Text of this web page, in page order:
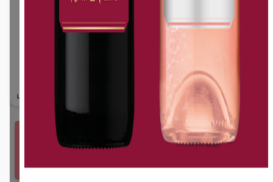
Vous devez vous connecter ou créer un compte
Fidme Courses pour bénéficier de cette offre.
J'y vais de ce pas 🙂